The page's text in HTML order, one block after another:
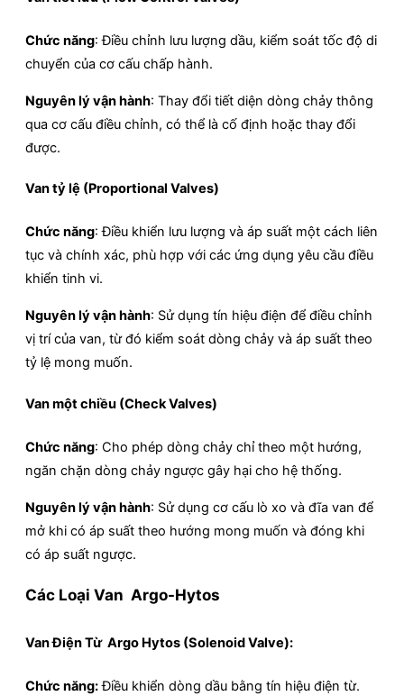
Chức năng: Điều chỉnh lưu lượng dầu, kiểm soát tốc độ di
chuyển của cơ cấu chấp hành.
Nguyên lý vận hành: Thay đổi tiết diện dòng chảy thông
qua cơ cấu điều chỉnh, có thể là cố định hoặc thay đổi
được.​
Van tỷ lệ (Proportional Valves)
Chức năng: Điều khiển lưu lượng và áp suất một cách liên
tục và chính xác, phù hợp với các ứng dụng yêu cầu điều
khiển tinh vi.
Nguyên lý vận hành: Sử dụng tín hiệu điện để điều chỉnh
vị trí của van, từ đó kiểm soát dòng chảy và áp suất theo
tỷ lệ mong muốn. ​
Van một chiều (Check Valves)
Chức năng: Cho phép dòng chảy chỉ theo một hướng,
ngăn chặn dòng chảy ngược gây hại cho hệ thống.
Nguyên lý vận hành: Sử dụng cơ cấu lò xo và đĩa van để
mở khi có áp suất theo hướng mong muốn và đóng khi
có áp suất ngược.
Các Loại Van Argo-Hytos
Van Điện Từ Argo Hytos (Solenoid Valve):
Chức năng:Điều khiển dòng dầu bằng tín hiệu điện từ.